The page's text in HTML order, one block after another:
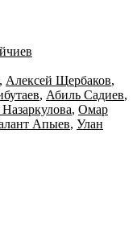
, Алексей Щербаков,
, Абиль Садиев,
, Омар
Апыев, Улан